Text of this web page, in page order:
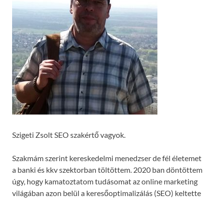
Szigeti Zsolt SEO szakértő vagyok.
Szakmám szerint kereskedelmi menedzser de fél életemet
a banki és kkv szektorban töltöttem. 2020 ban döntöttem
úgy, hogy kamatoztatom tudásomat az online marketing
világában azon belül a keresőoptimalizálás (SEO) keltette